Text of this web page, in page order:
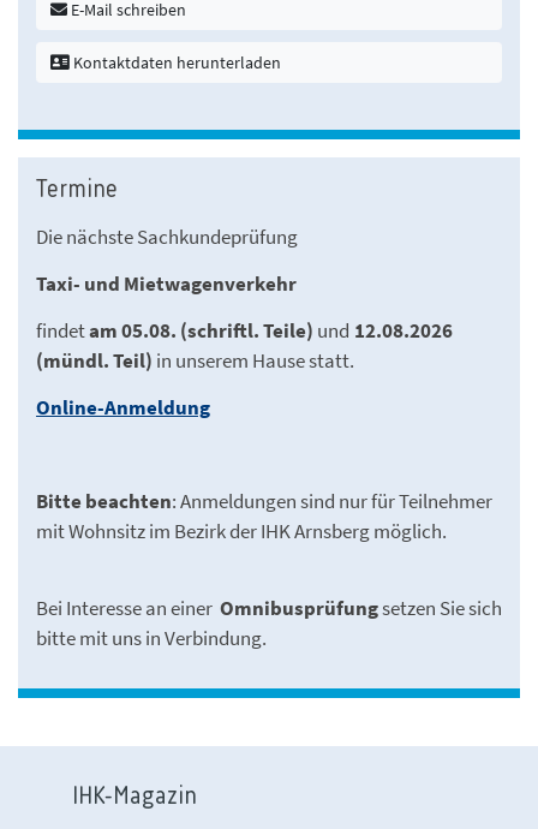
E-Mail schreiben
Kontaktdaten herunterladen
Termine
Die nächste Sachkundeprüfung
Taxi- und Mietwagenverkehr
findetam 05.08. (schriftl. Teile) und 12.08.2026
(mündl. Teil) in unserem Hause statt.
Online-Anmeldung
Bitte beachten: Anmeldungen sind nur für Teilnehmer
mit Wohnsitz im Bezirk der IHK Arnsberg möglich.
Bei Interesse an einer Omnibusprüfungsetzen Sie sich
bitte mit uns in Verbindung.
IHK-Magazin